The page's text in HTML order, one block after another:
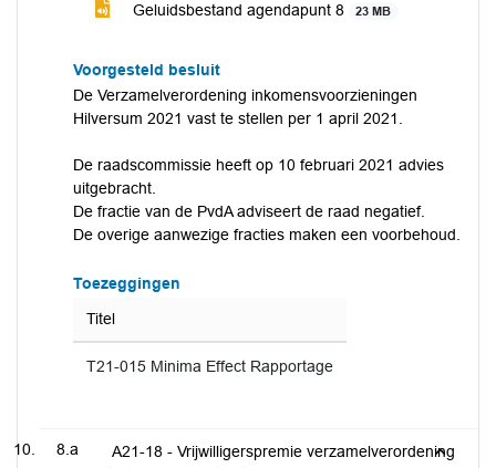
Geluidsbestand agendapunt 8 23 MB
Voorgesteld besluit
De Verzamelverordening inkomensvoorzieningen
Hilversum 2021 vast te stellen per 1 april 2021.
De raadscommissie heeft op 10 februari 2021 advies
uitgebracht.
De fractie van de PvdA adviseert de raad negatief.
De overige aanwezige fracties maken een voorbehoud.
Toezeggingen
Titel
T21-015 Minima Effect Rapportage
8.a
A21-18 - Vrijwilligerspremie verzamelverordening